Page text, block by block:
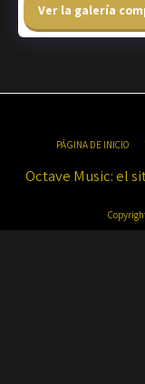
Ver la galería
Octave Music: el
PÁGINA DE INICIO